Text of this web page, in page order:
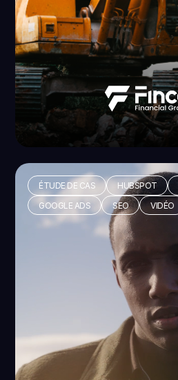
ÉTUDE DE CAS HUBSPOT
GOOGLE ADS
SEO VIDÉO